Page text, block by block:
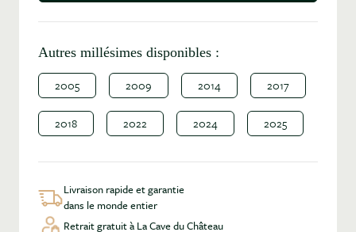
Autres millésimes disponibles :
2005 2009 2014 2017
2018 2022 2024 2025
Livraison rapide et garantie
dans le monde entier
Retrait gratuit à La Cave du Château